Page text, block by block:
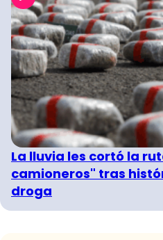
La lluvia les cortó la
camioneros" tras
droga